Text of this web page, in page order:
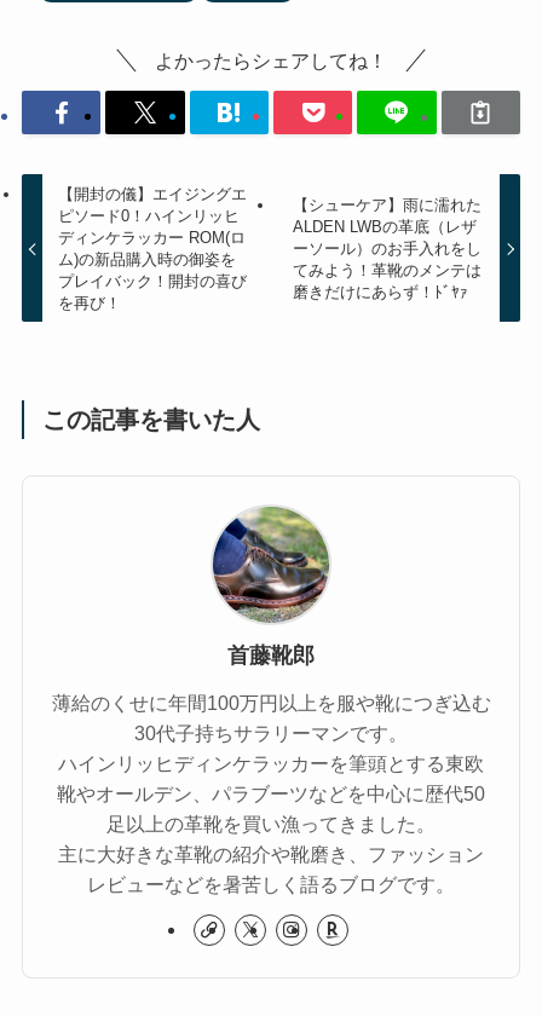
よかったらシェアしてね！
【開封の儀】エイジングエ
ピソード0！ハインリッヒ
ディンケラッカー ROM(ロ
ム)の新品購入時の御姿を
プレイバック！開封の喜び
を再び！
【シューケア】雨に濡れた
ALDEN LWBの革底（レザ
ーソール）のお手入れをし
てみよう！革靴のメンテは
磨きだけにあらず！ﾄﾞﾔｧ
この記事を書いた人
首藤靴郎
薄給のくせに年間100万円以上を服や靴につぎ込む
30代子持ちサラリーマンです。
ハインリッヒディンケラッカーを筆頭とする東欧
靴やオールデン、パラブーツなどを中心に歴代50
足以上の革靴を買い漁ってきました。
主に大好きな革靴の紹介や靴磨き、ファッション
レビューなどを暑苦しく語るブログです。